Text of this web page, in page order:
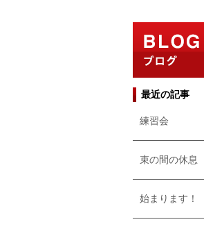
最近の記事
練習会
束の間の休息
始まります！